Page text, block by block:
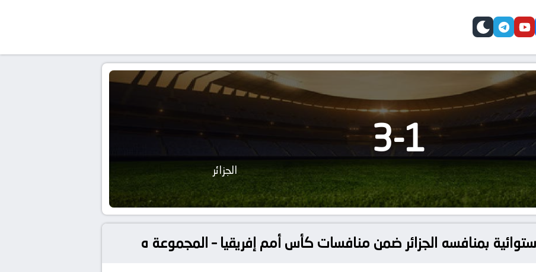
youtube
telegram
skin
1
-
3
الجزائر
بمنافسه الجزائر ضمن منافسات كأس أمم إفريقيا – المجموعة ه